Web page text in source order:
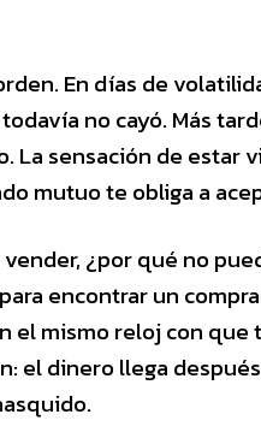
En días de
no cayó. Más
sensación de estar
mutuo te obliga a
¿por qué no
encontrar un
mismo reloj con que
el dinero llega